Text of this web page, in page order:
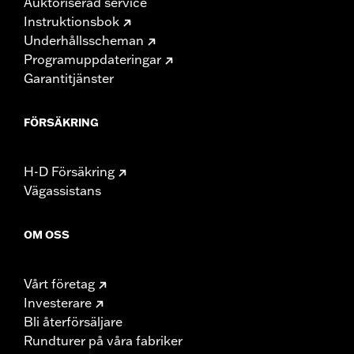
Instruktionsbok
Underhållsscheman
Programuppdateringar
Garantitjänster
FÖRSÄKRING
H-D Försäkring
Vägassistans
OM OSS
Vårt företag
Investerare
Bli återförsäljare
Rundturer på våra fabriker